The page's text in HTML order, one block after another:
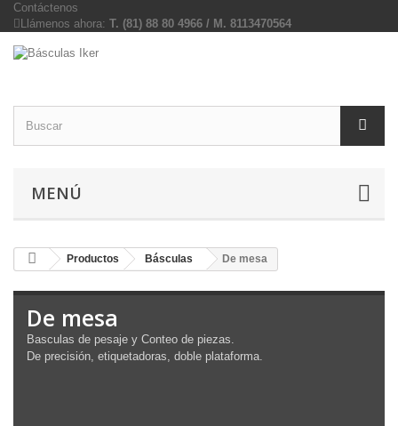
Contáctenos
Llámenos ahora: T. (81) 88 80 4966 / M. 8113470564
MENÚ
Productos Básculas De mesa
De mesa
Basculas de pesaje y Conteo de piezas.
De precisión, etiquetadoras, doble plataforma.